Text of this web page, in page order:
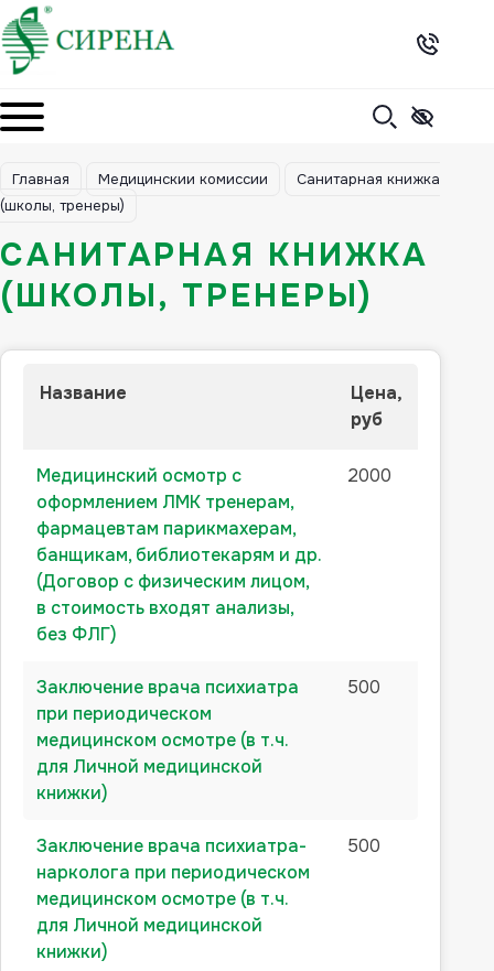
Skip
to
content
Главная Медицинскии комиссии
Санитарная книжка
(школы, тренеры)
САНИТАРНАЯ КНИЖКА
(ШКОЛЫ, ТРЕНЕРЫ)
Название
Цена,
руб
Медицинский осмотр с
оформлением ЛМК тренерам,
фармацевтам парикмахерам,
банщикам, библиотекарям и др.
(Договор с физическим лицом,
в стоимость входят анализы,
без ФЛГ)
2000
Заключение врача психиатра
при периодическом
медицинском осмотре (в т.ч.
для Личной медицинской
книжки)
500
Заключение врача психиатра-
нарколога при периодическом
медицинском осмотре (в т.ч.
для Личной медицинской
книжки)
500